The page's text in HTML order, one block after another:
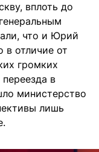
вплоть до
что и Юрий
в отличие от
громких
в
министерство
лишь